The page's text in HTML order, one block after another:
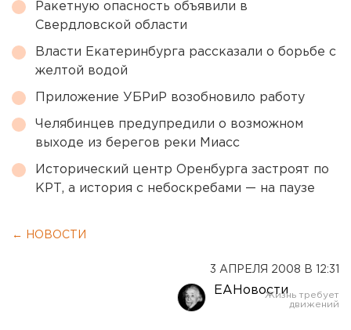
Ракетную опасность объявили в
Свердловской области
Власти Екатеринбурга рассказали о борьбе с
желтой водой
Приложение УБРиР возобновило работу
Челябинцев предупредили о возможном
выходе из берегов реки Миасс
Исторический центр Оренбурга застроят по
КРТ, а история с небоскребами — на паузе
← НОВОСТИ
3 АПРЕЛЯ 2008 В 12:31
ЕАНовости